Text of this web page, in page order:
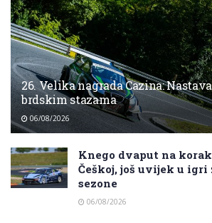
26. Velika nagrada Cazina:
brdskim stazama
06/08/2026
Knego dvaput na
Češkoj, još uvijek u igri
sezone
06/08/2026